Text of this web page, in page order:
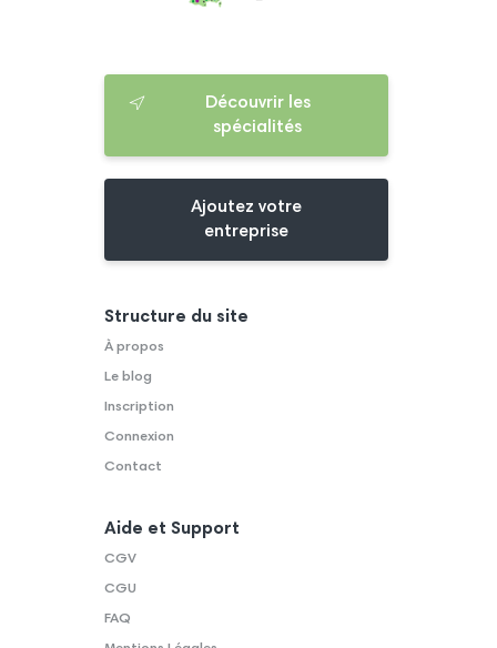
Découvrir les
spécialités
Ajoutez votre
entreprise
Structure du site
À propos
Le blog
Inscription
Connexion
Contact
Aide et Support
CGV
CGU
FAQ